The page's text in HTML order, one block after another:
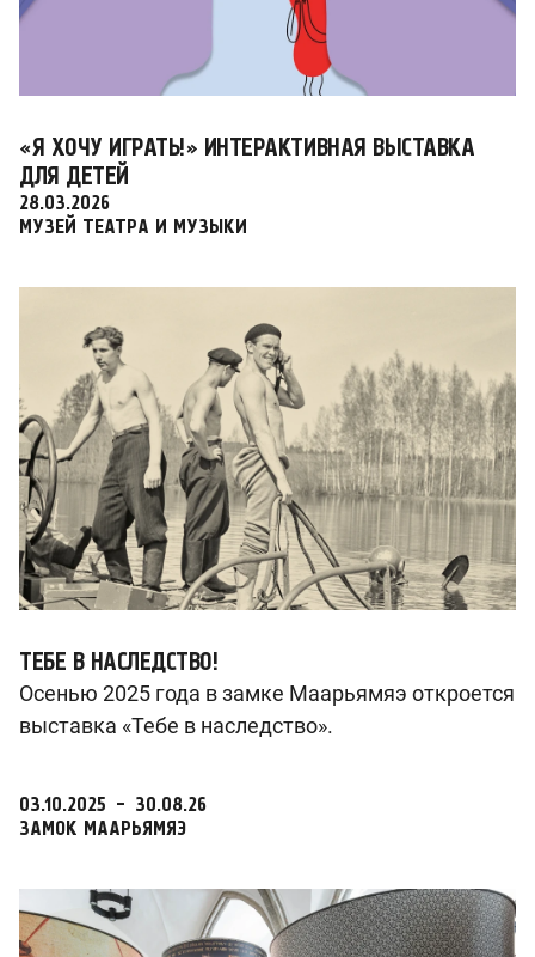
«Я ХОЧУ ИГРАТЬ!» ИНТЕРАКТИВНАЯ ВЫСТАВКА
ДЛЯ ДЕТЕЙ
28.03.2026
МУЗЕЙ ТЕАТРА И МУЗЫКИ
ТЕБЕ В НАСЛЕДСТВО!
Осенью 2025 года в замке Маарьямяэ откроется
выставка «Тебе в наследство».
03.10.2025 - 30.08.26
ЗАМОК МААРЬЯМЯЭ